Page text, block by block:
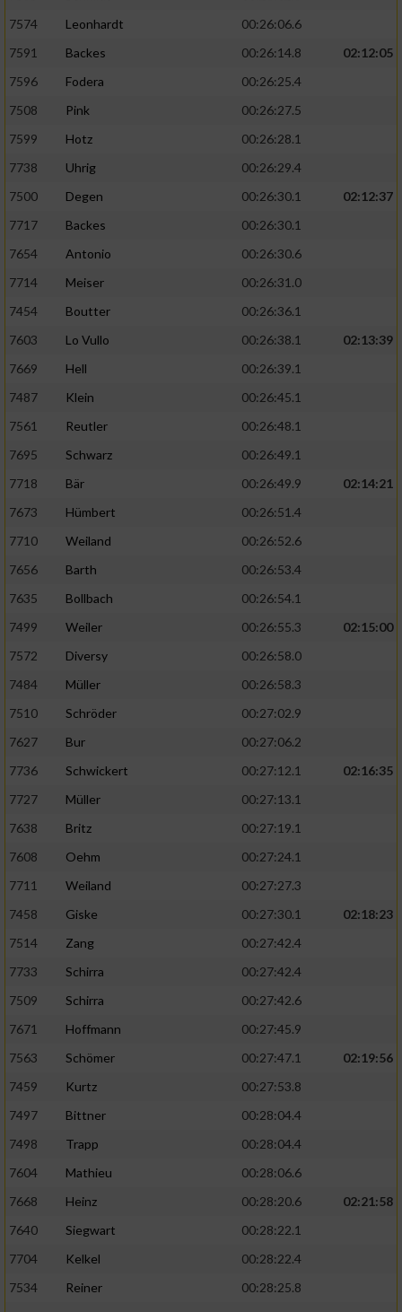
7574
Leonhardt
00:26:06.6
7591
Backes 00:26:14.8
02:12:05
7596
Fodera
00:26:25.4
7508
Pink
00:26:27.5
7599
Hotz
00:26:28.1
7738
Uhrig
00:26:29.4
7500
Degen 00:26:30.1
02:12:37
7717
Backes
00:26:30.1
7654
Antonio
00:26:30.6
7714
Meiser
00:26:31.0
7454
Boutter
00:26:36.1
7603
Lo Vullo 00:26:38.1
02:13:39
7669
Hell
00:26:39.1
7487
Klein
00:26:45.1
7561
Reutler
00:26:48.1
7695
Schwarz
00:26:49.1
7718
Bär 00:26:49.9
02:14:21
7673
Hümbert
00:26:51.4
7710
Weiland
00:26:52.6
7656
Barth
00:26:53.4
7635
Bollbach
00:26:54.1
7499
Weiler 00:26:55.3
02:15:00
7572
Diversy
00:26:58.0
7484
Müller
00:26:58.3
7510
Schröder
00:27:02.9
7627
Bur
00:27:06.2
7736
Schwickert 00:27:12.1
02:16:35
7727
Müller
00:27:13.1
7638
Britz
00:27:19.1
7608
Oehm
00:27:24.1
7711
Weiland
00:27:27.3
7458
Giske 00:27:30.1
02:18:23
7514
Zang
00:27:42.4
7733
Schirra
00:27:42.4
7509
Schirra
00:27:42.6
7671
Hoffmann
00:27:45.9
7563
Schömer 00:27:47.1
02:19:56
7459
Kurtz
00:27:53.8
7497
Bittner
00:28:04.4
7498
Trapp
00:28:04.4
7604
Mathieu
00:28:06.6
7668
Heinz 00:28:20.6
02:21:58
7640
Siegwart
00:28:22.1
7704
Kelkel
00:28:22.4
7534
Reiner
00:28:25.8